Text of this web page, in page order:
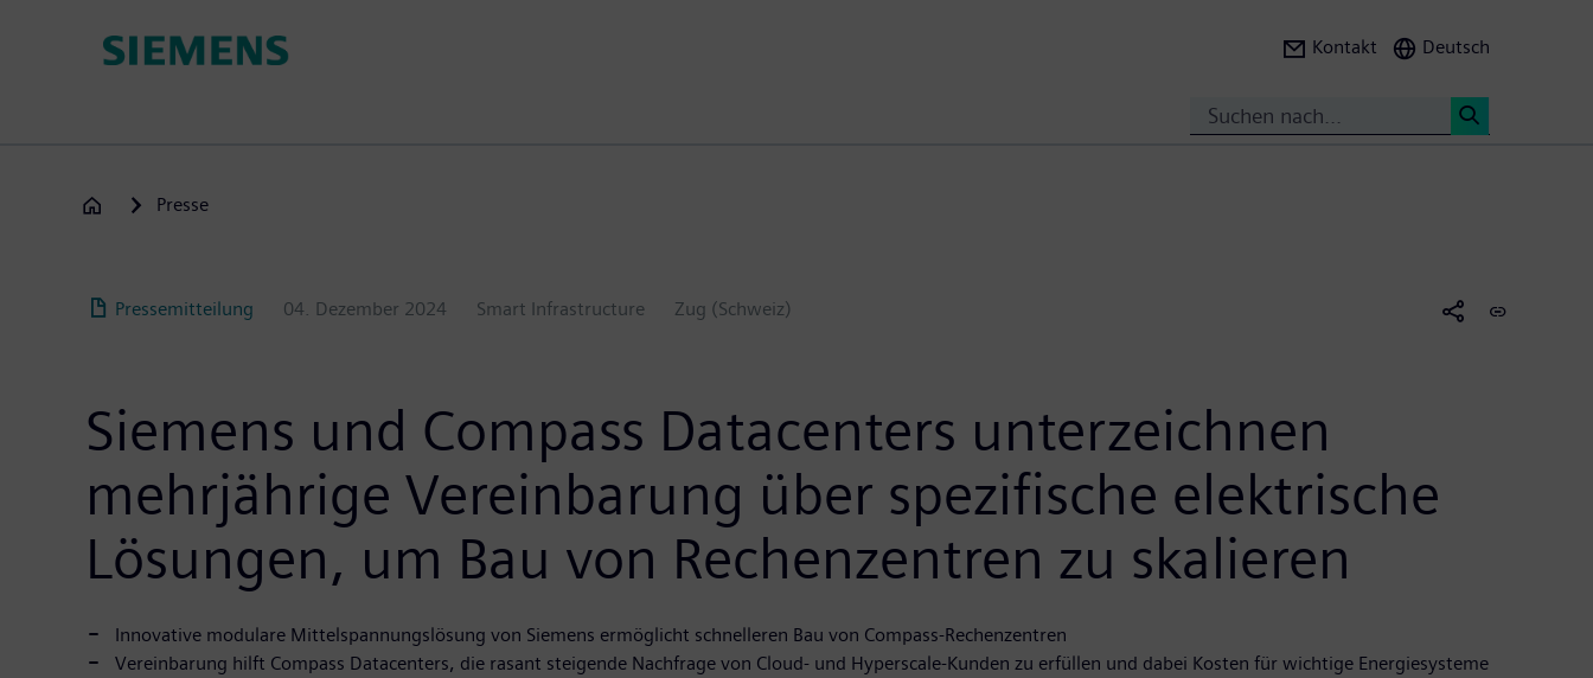
Kontakt Deutsch
Presse
Pressemitteilung 04. Dezember 2024 Smart Infrastructure Zug (Schweiz)
Siemens und Compass Datacenters unterzeichnen
mehrjährige Vereinbarung über spezifische elektrische
Lösungen, um Bau von Rechenzentren zu skalieren
Innovative modulare Mittelspannungslösung von Siemens ermöglicht schnelleren Bau von Compass-Rechenzentren
Vereinbarung hilft Compass Datacenters, die rasant steigende Nachfrage von Cloud- und Hyperscale-Kunden zu erfüllen und dabei Kosten für wichtige Energiesysteme